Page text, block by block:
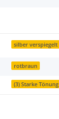
silber verspiegelt
rotbraun
(3) Starke Tönung